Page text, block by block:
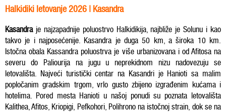
Halkidiki letovanje 2026 | Kasandra
Kasandraje najzapadnije poluostrvo Halkidikija, najbliže je Solunu i kao
takvo je i najposećenije. Kasandra je duga 50 km, a široka 10 km.
Istočna obala Kassandra poluostrva je više urbanizovana i od Afitosa na
severu do Paliourija na jugu u neprekidnom nizu nadovezuju se
letovališta. Najveći turistički centar na Kasandri je Hanioti sa malim
popločanim gradskim trgom, vrlo gusto zbijeno izgrađenim kućama i
hotelima. Pored mesta Hanioti u našoj ponudi su poznata letovališta
Kalithea, Afitos, Kriopigi, Pefkohori, Polihrono na istočnoj strain, dok se na